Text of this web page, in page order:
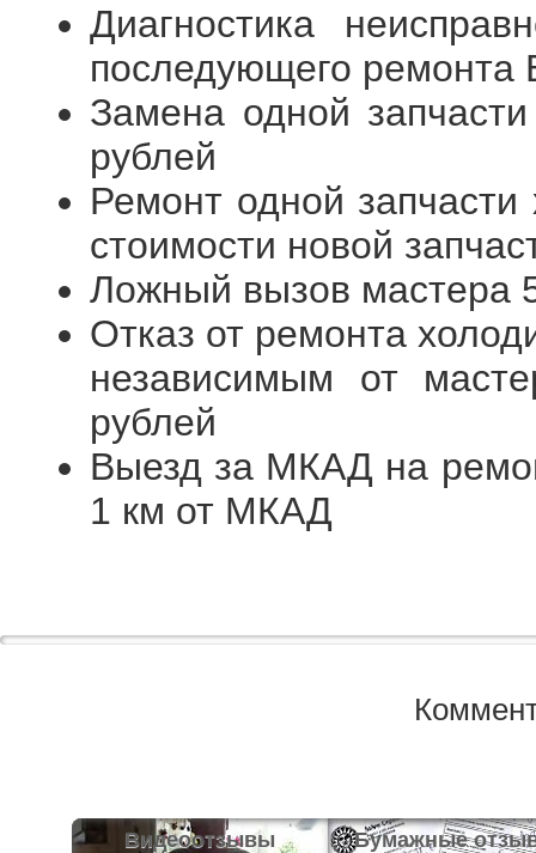
Диагностика
последующего
Замена одной
рублей
Ремонт одной запчасти
стоимости новой
Ложный вызов мастера
Отказ от ремонта
независимым от
рублей
Выезд за МКАД на
1 км от МКАД
Видеоотзывы Бумажные